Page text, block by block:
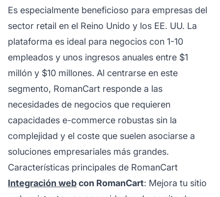
Es especialmente beneficioso para empresas del
sector retail en el Reino Unido y los EE. UU. La
plataforma es ideal para negocios con 1-10
empleados y unos ingresos anuales entre $1
millón y $10 millones. Al centrarse en este
segmento, RomanCart responde a las
necesidades de negocios que requieren
capacidades e-commerce robustas sin la
complejidad y el coste que suelen asociarse a
soluciones empresariales más grandes.
Características principales de RomanCart
Integración webcon RomanCart: Mejora tu sitio